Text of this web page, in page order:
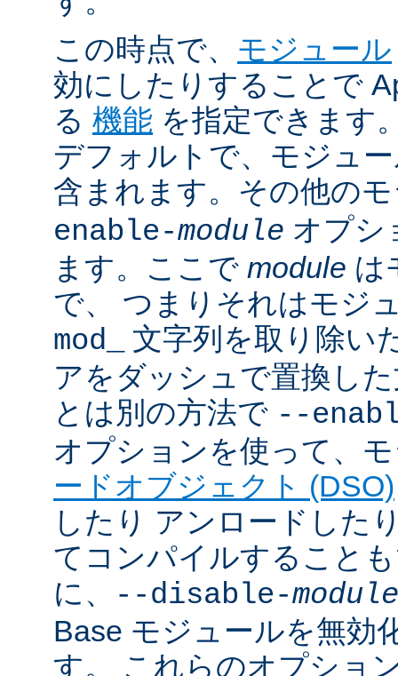
この時点で、 モジュール
効にしたりすることで
る 機能 を指定できます
デフォルトで、モジュ
含まれます。その他の
enable-module オプシ
ます。ここで module は
で、 つまりそれはモジ
mod_
文字列を取り除い
アをダッシュで置換し
とは別の方法で --
オプションを使って、
ードオブジェクト (DSO)
したり アンロードした
てコンパイルすること
に、
--disable-module
Base モジュールを無効
す。 これらのオプショ